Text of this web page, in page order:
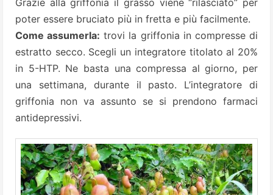
Grazie alla griffonia il grasso viene “rilasciato” per
poter essere bruciato più in fretta e più facilmente.
Come assumerla: trovi la griffonia in compresse di
estratto secco. Scegli un integratore titolato al 20%
in 5-HTP. Ne basta una compressa al giorno, per
una settimana, durante il pasto. L’integratore di
griffonia non va assunto se si prendono farmaci
antidepressivi.